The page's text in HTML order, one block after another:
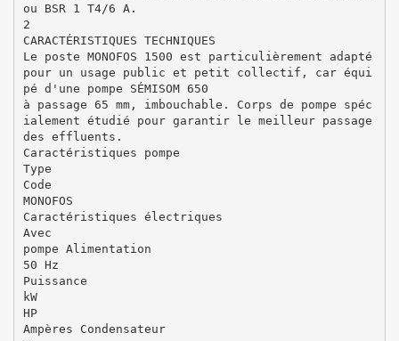
ou BSR 1 T4/6 A.
2
CARACTÉRISTIQUES TECHNIQUES
Le poste MONOFOS 1500 est particulièrement adapté
pour un usage public et petit collectif, car équi
pé d'une pompe SÉMISOM 650
à passage 65 mm, imbouchable. Corps de pompe spéc
ialement étudié pour garantir le meilleur passage
des effluents.
Caractéristiques pompe
Type
Code
MONOFOS
Caractéristiques électriques
Avec
pompe Alimentation
50 Hz
Puissance
kW
HP
Ampères Condensateur